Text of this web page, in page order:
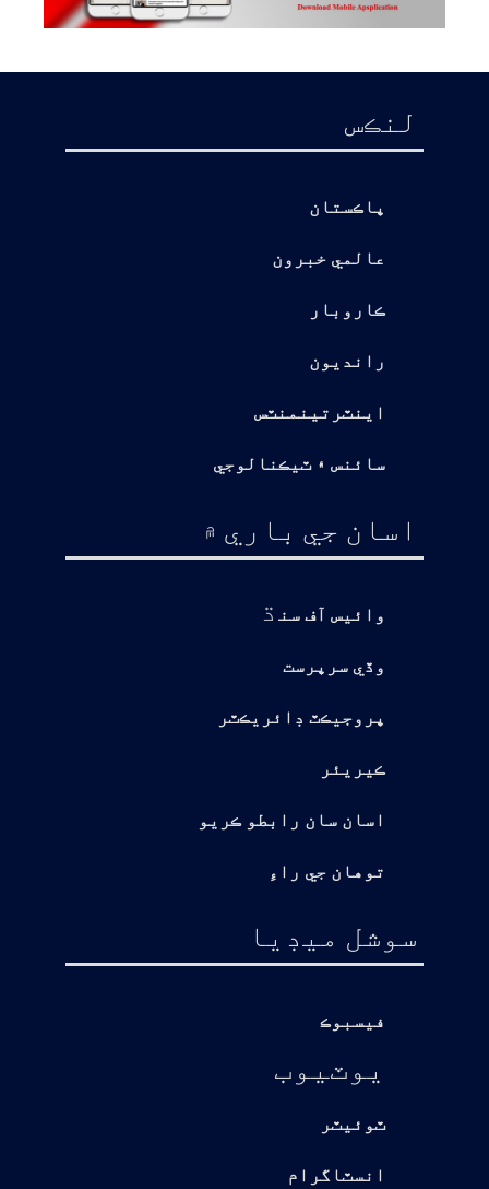
لنڪس
پاڪستان
عالمي خبرون
ڪاروبار
رانديون
اينٽرتينمنٽس
سائنس ۽ ٽيڪنالوجي
اسان جي باري ۾
وائيس آف سن ڌ
وڏي سرپرست
پروجيڪٽ ڊائريڪٽر
ڪيريئر
اسان سان رابطو ڪريو
توهان جي راءِ
سوشل ميڊيا
فيسبوڪ
يوٽيوب
ٽوئيٽر
انسٽاگرام